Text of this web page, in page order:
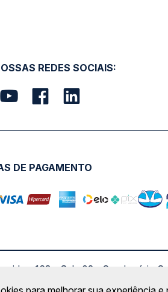
REDES SOCIAIS:
DE PAGAMENTO
163 - Sala 02 - Condomínio